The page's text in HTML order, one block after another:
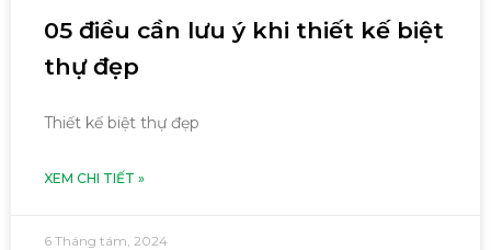
05 điều cần lưu ý khi thiết kế biệt
thự đẹp
Thiết kế biệt thự đẹp
XEM CHI TIẾT »
6 Tháng tám, 2024